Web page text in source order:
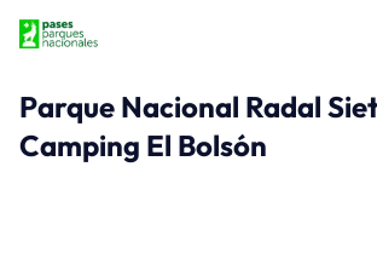
Parque Nacional Radal
Camping El Bolsón